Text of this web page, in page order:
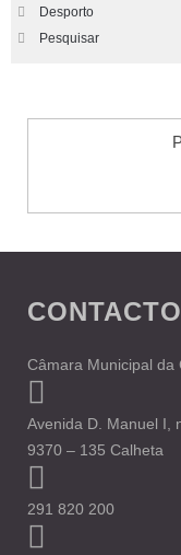
Desporto
Pesquisar
Câmara Municipal da
Avenida D. Manuel I,
9370 – 135 Calheta
291 820 200